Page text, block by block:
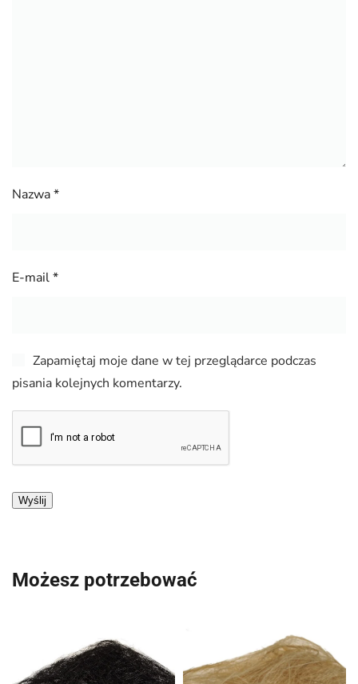
Nazwa*
E-mail*
Zapamiętaj moje dane w tej przeglądarce podczas
pisania kolejnych komentarzy.
Możesz potrzebować